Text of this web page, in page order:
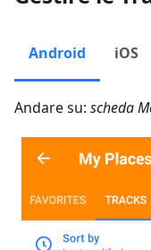
Android iOS
Andare su: scheda